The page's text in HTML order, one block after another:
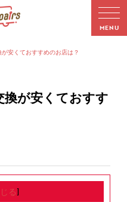
安くておすすめのお店は？
が安くておすす
る]